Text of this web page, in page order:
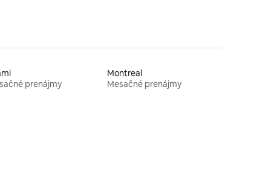
prenájmy
Montreal
Mesačné prenájmy